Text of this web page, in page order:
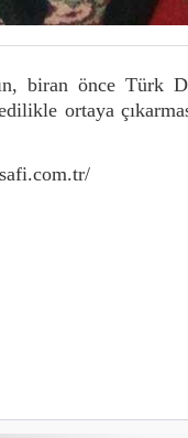
biran önce Türk
ortaya